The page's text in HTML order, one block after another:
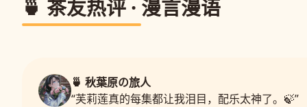
🍵 茶友热评 · 漫言漫语
🍵 秋葉原の旅人
“芙莉莲真的每集都让我泪目，配乐太神了。🍃”